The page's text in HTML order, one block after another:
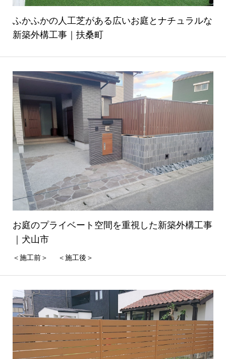
ふかふかの人工芝がある広いお庭とナチュラルな
新築外構工事｜扶桑町
お庭のプライベート空間を重視した新築外構工事
｜犬山市
＜施工前＞ ＜施工後＞